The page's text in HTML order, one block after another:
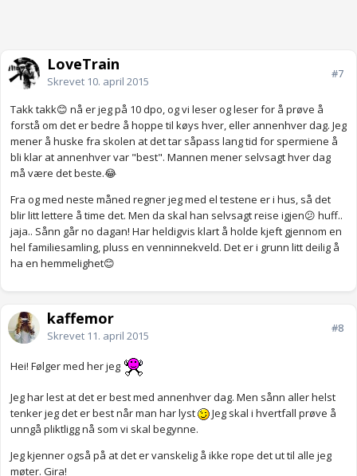
LoveTrain
Skrevet 10. april 2015
#7
Takk takk😊 nå er jeg på 10 dpo, og vi leser og leser for å prøve å
forstå om det er bedre å hoppe til køys hver, eller annenhver dag. Jeg
mener å huske fra skolen at det tar såpass lang tid for spermiene å
bli klar at annenhver var "best". Mannen mener selvsagt hver dag
må være det beste.😂
Fra og med neste måned regner jeg med el testene er i hus, så det
blir litt lettere å time det. Men da skal han selvsagt reise igjen😕 huff..
jaja.. Sånn går no dagan! Har heldigvis klart å holde kjeft gjennom en
hel familiesamling, pluss en venninnekveld. Det er i grunn litt deilig å
ha en hemmelighet😊
kaffemor
Skrevet 11. april 2015
#8
Hei! Følger med her jeg
Jeg har lest at det er best med annenhver dag. Men sånn aller helst
tenker jeg det er best når man har lyst
Jeg skal i hvertfall prøve å
unngå pliktligg nå som vi skal begynne.
Jeg kjenner også på at det er vanskelig å ikke rope det ut til alle jeg
møter. Gira!